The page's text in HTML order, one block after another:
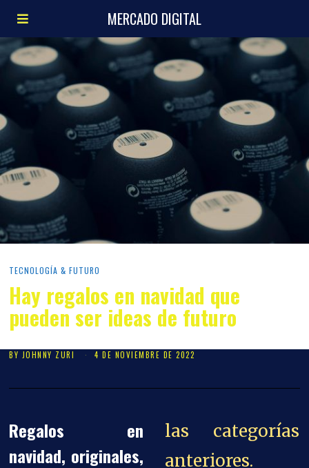
TECNOLOGÍA & FUTURO
Hay regalos en navidad que
pueden ser ideas de futuro
MERCADO DIGITAL
BY JOHNNY ZURI 4 DE NOVIEMBRE DE 2022
Regalos en
navidad, originales,
las categorías
anteriores.